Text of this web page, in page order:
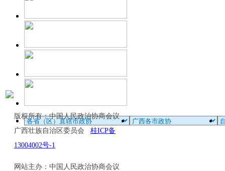
版权所有：中国人民政治协商会议
广西壮族自治区委员会 桂ICP备
13004002号-1
网站主办：中国人民政治协商会议